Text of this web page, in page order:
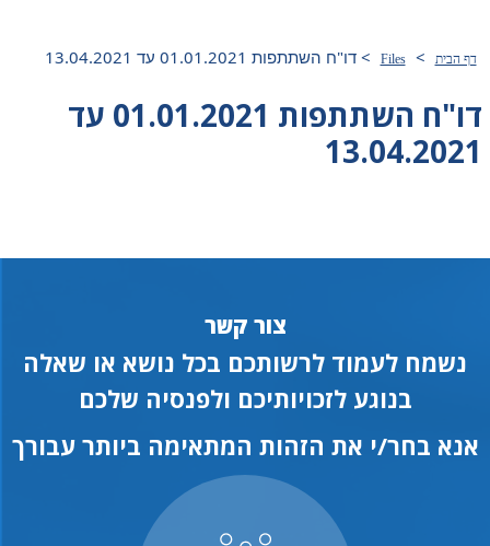
דף הבית >
Files
>דו"ח השתתפות 01.01.2021 עד 13.04.2021
דו"ח השתתפות 01.01.2021 עד
13.04.2021
צור קשר
נשמח לעמוד לרשותכם בכל נושא או שאלה
בנוגע לזכויותיכם ולפנסיה שלכם
אנא בחר/י את הזהות המתאימה ביותר עבורך